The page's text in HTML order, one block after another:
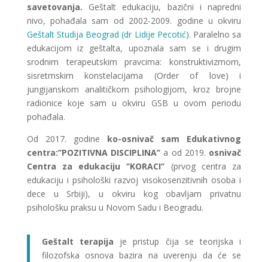
savetovanja. Geštalt edukaciju, bazični i napredni
nivo, pohađala sam od 2002-2009. godine u okviru
Geštalt Studija Beograd (dr Lidije Pecotić). Paralelno sa
edukacijom iz geštalta, upoznala sam se i drugim
srodnim terapeutskim pravcima: konstruktivizmom,
sisretmskim konstelacijama (Order of love) i
jungijanskom analitičkom psihologijom, kroz brojne
radionice koje sam u okviru GSB u ovom periodu
pohađala.
Od 2017. godine ko-osnivač sam Edukativnog
centra:’’POZITIVNA DISCIPLINA’’ a od 2019. osnivač
Centra za edukaciju ‘’KORACI’’ (prvog centra za
edukaciju i psihološki razvoj visokosenzitivnih osoba i
dece u Srbiji), u okviru kog obavljam privatnu
psihološku praksu u Novom Sadu i Beogradu.
Geštalt terapija je pristup čija se teorijska i
filozofska osnova bazira na uverenju da će se